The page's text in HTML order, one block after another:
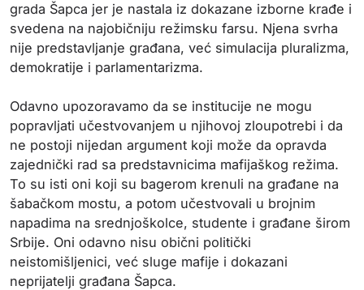
grada Šapca jer je nastala iz dokazane izborne krađe i
svedena na najobičniju režimsku farsu. Njena svrha
nije predstavljanje građana, već simulacija pluralizma,
demokratije i parlamentarizma.
Odavno upozoravamo da se institucije ne mogu
popravljati učestvovanjem u njihovoj zloupotrebi i da
ne postoji nijedan argument koji može da opravda
zajednički rad sa predstavnicima mafijaškog režima.
To su isti oni koji su bagerom krenuli na građane na
šabačkom mostu, a potom učestvovali u brojnim
napadima na srednjoškolce, studente i građane širom
Srbije. Oni odavno nisu obični politički
neistomišljenici, već sluge mafije i dokazani
neprijatelji građana Šapca.